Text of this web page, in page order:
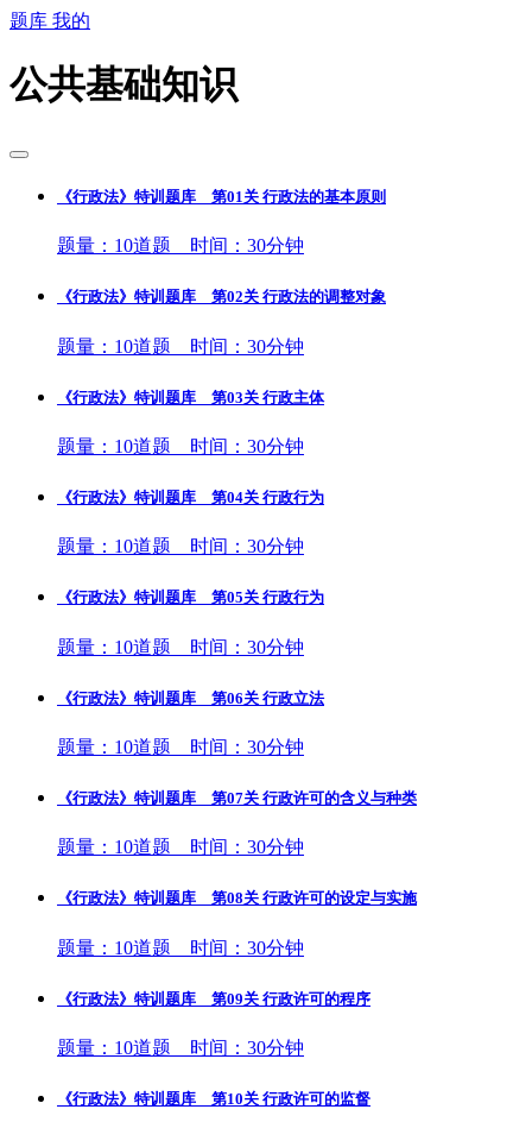
题库 我的
公共基础知识
《行政法》特训题库 第01关 行政法的基本原则
题量：10道题 时间：30分钟
《行政法》特训题库 第02关 行政法的调整对象
题量：10道题 时间：30分钟
《行政法》特训题库 第03关 行政主体
题量：10道题 时间：30分钟
《行政法》特训题库 第04关 行政行为
题量：10道题 时间：30分钟
《行政法》特训题库 第05关 行政行为
题量：10道题 时间：30分钟
《行政法》特训题库 第06关 行政立法
题量：10道题 时间：30分钟
《行政法》特训题库 第07关 行政许可的含义与种类
题量：10道题 时间：30分钟
《行政法》特训题库 第08关 行政许可的设定与实施
题量：10道题 时间：30分钟
《行政法》特训题库 第09关 行政许可的程序
题量：10道题 时间：30分钟
《行政法》特训题库 第10关 行政许可的监督